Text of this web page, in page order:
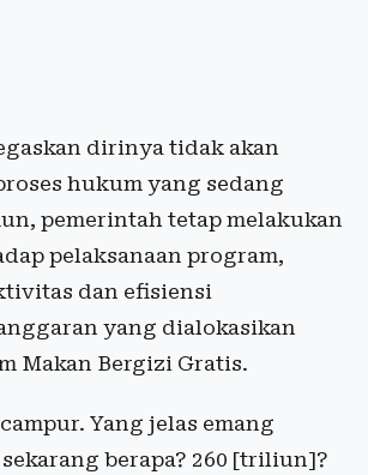
dirinya tidak akan
hukum yang sedang
pemerintah tetap melakukan
pelaksanaan program,
dan efisiensi
yang dialokasikan
Makan Bergizi Gratis.
Yang jelas emang
berapa? 260 [triliun]?